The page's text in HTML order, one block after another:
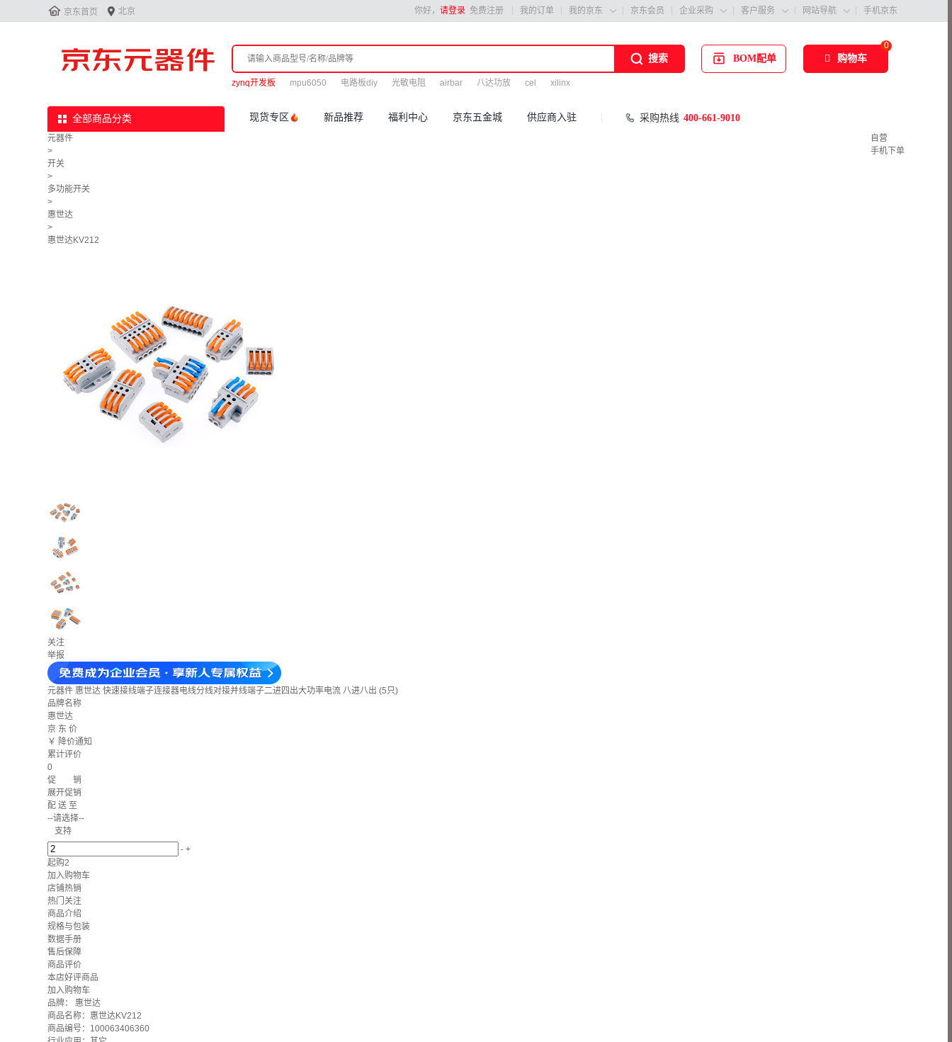
 京东首页  北京 你好， 请登录 免费注册 我的订单 我的京东  京东会员 企业采购  客户服务  网站导航  手机京东
搜索
zynq开发板 mpu6050 电路板diy 光敏电阻 airbar 八达功放 cel xilinx
BOM配单
0
购物车
全部商品分类 现货专区 新品推荐 福利中心 京东五金城 供应商入驻 采购热线 400-661-9010
元器件
>
开关
>
多功能开关
>
惠世达
>
惠世达KV212
自营
手机下单
关注
举报
元器件 惠世达 快速接线端子连接器电线分线对接并线端子二进四出大功率电流 八进八出 (5只)
品牌名称
惠世达
京 东 价
￥ 降价通知
累计评价
0
促 销
展开促销
配 送 至
--请选择--
支持
- +
起购2
加入购物车
店铺热销
热门关注
商品介绍
规格与包装
数据手册
售后保障
商品评价
本店好评商品
加入购物车
品牌： 惠世达
商品名称：惠世达KV212
商品编号：100063406360